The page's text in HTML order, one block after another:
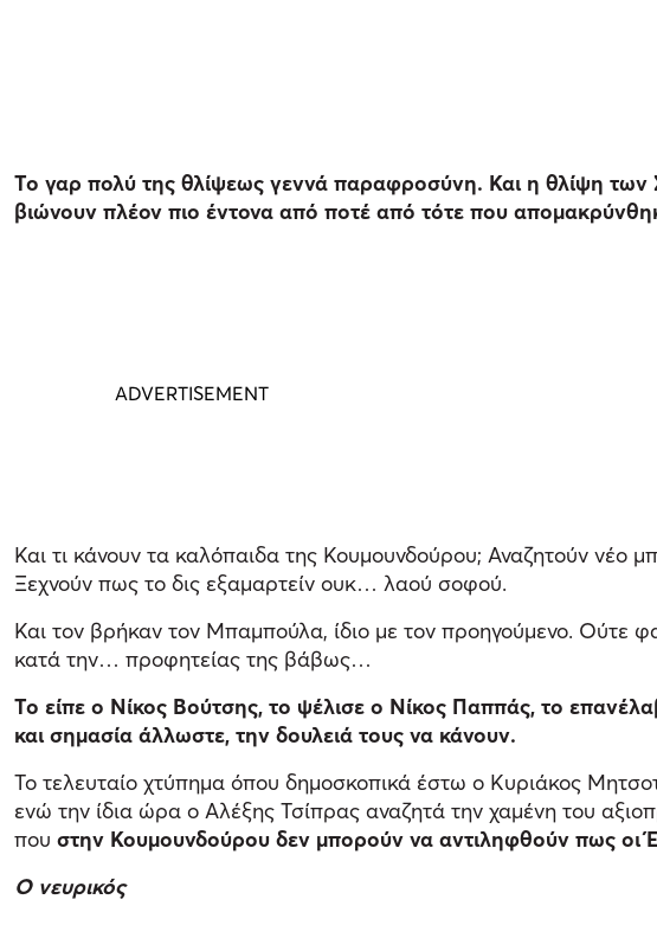
Το γαρ πολύ της θλίψεως γεννά παραφροσύνη. Και η θλίψη των
βιώνουν πλέον πιο έντονα από ποτέ από τότε που
Και τι κάνουν τα καλόπαιδα της Κουμουνδούρου; Αναζητούν νέο
Ξεχνούν πως το δις εξαμαρτείν ουκ… λαού σοφού.
Και τον βρήκαν τον Μπαμπούλα, ίδιο με τον προηγούμενο. Ούτε
κατά την… προφητείας της βάβως…
Το είπε ο Νίκος Βούτσης, το ψέλισε ο Νίκος Παππάς, το
και σημασία άλλωστε, την δουλειά τους να κάνουν.
Το τελευταίο χτύπημα όπου δημοσκοπικά έστω ο Κυριάκος
ενώ την ίδια ώρα ο Αλέξης Τσίπρας αναζητά την χαμένη του
που στην Κουμουνδούρου δεν μπορούν να αντιληφθούν πως οι
Ο νευρικός